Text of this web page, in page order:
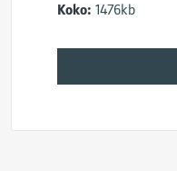
Koko: 1476kb